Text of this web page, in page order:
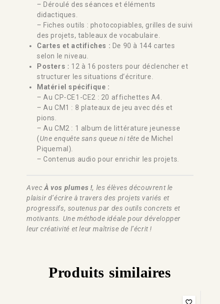
– Déroulé des séances et éléments
didactiques.
– Fiches outils : photocopiables, grilles de suivi
des projets, tableaux de vocabulaire.
Cartes et actifiches : De 90 à 144 cartes
selon le niveau.
Posters : 12 à 16 posters pour déclencher et
structurer les situations d’écriture.
Matériel spécifique :
– Au CP-CE1-CE2 : 20 affichettes A4.
– Au CM1 : 8 plateaux de jeu avec dés et
pions.
– Au CM2 : 1 album de littérature jeunesse
(Une enquête sans queue ni tête de Michel
Piquemal).
– Contenus audio pour enrichir les projets.
AvecÀ vos plumes !, les élèves découvrent le
plaisir d’écrire à travers des projets variés et
progressifs, soutenus par des outils concrets et
motivants. Une méthode idéale pour développer
leur créativité et leur maîtrise de l’écrit !
Produits similaires